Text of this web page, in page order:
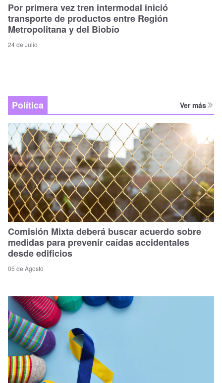
Por primera vez tren intermodal inició
transporte de productos entre Región
Metropolitana y del Biobío
24 de Julio
Política Ver más
Comisión Mixta deberá buscar acuerdo sobre
medidas para prevenir caídas accidentales
desde edificios
05 de Agosto